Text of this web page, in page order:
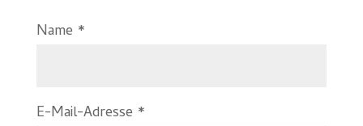
Name *
E-Mail-Adresse *